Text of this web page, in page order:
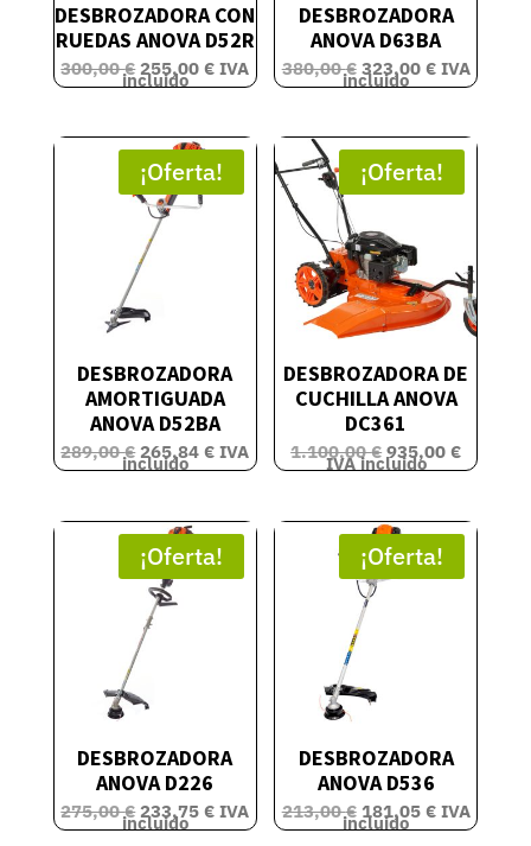
DESBROZADORA CON
RUEDAS ANOVA D52R
300,00€ El
precio
original
255,00€El
precio
actual
IVA
incluido
DESBROZADORA
ANOVA D63BA
380,00€ El
precio
original
323,00 €El
precio
actual
IVA
incluido
¡Oferta!
DESBROZADORA
AMORTIGUADA
ANOVA D52BA
289,00€ El
precio
original
265,84€El
precio
actual
IVA
incluido
¡Oferta!
DESBROZADORA DE
CUCHILLA ANOVA
DC361
1.100,00€ El
precio
original
935,00€El
precio
actual
IVA incluido
¡Oferta!
DESBROZADORA
ANOVA D226
275,00€ El
precio
original
233,75€El
precio
actual
IVA
incluido
¡Oferta!
DESBROZADORA
ANOVA D536
213,00€ El
precio
original
181,05 €El
precio
actual
IVA
incluido